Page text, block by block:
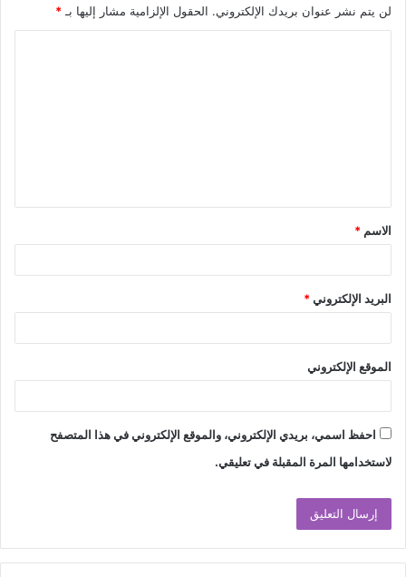
لن يتم نشر عنوان بريدك الإلكتروني. الحقول الإلزامية مشار إليها بـ *
ق
*
الاسم *
البريد الإلكتروني*
الموقع الإلكتروني
احفظ اسمي، بريدي الإلكتروني، والموقع الإلكتروني في هذا المتصفح
لاستخدامها المرة المقبلة في تعليقي.